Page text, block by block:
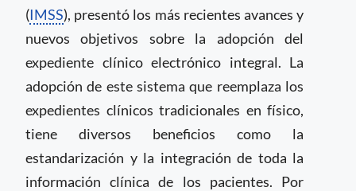
(IMSS), presentó los más recientes avances y
nuevos objetivos sobre la adopción del
expediente clínico electrónico integral. La
adopción de este sistema que reemplaza los
expedientes clínicos tradicionales en físico,
tiene diversos beneficios como la
estandarización y la integración de toda la
información clínica de los pacientes. Por